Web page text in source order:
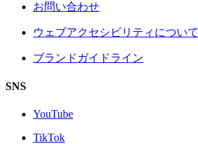
お問い合わせ
ウェブアクセシビリティについて
ブランドガイドライン
SNS
YouTube
TikTok